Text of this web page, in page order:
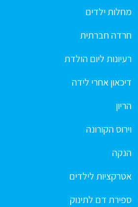
מחלות ילדים
חרדה חברתית
רעיונות ליום הולדת
דיכאון אחרי לידה
הריון
וירוס הקורונה
הנקה
אטרקציות לילדים
ספירת דם לתינוק